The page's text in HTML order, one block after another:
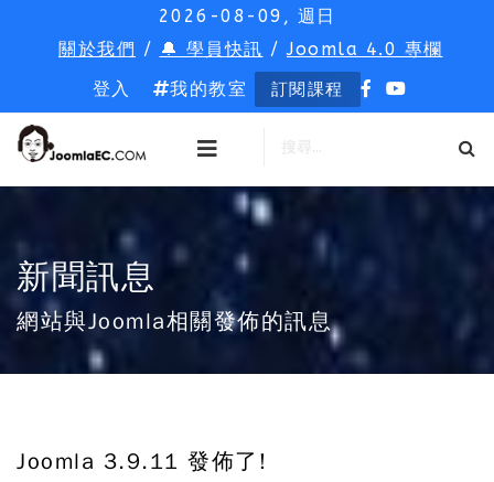
2026-08-09, 週日
關於我們 / 🔔 學員快訊 /Joomla 4.0 專欄
登入
我的教室 訂閱課程
新聞訊息
網站與Joomla相關發佈的訊息
Joomla 3.9.11 發佈了!